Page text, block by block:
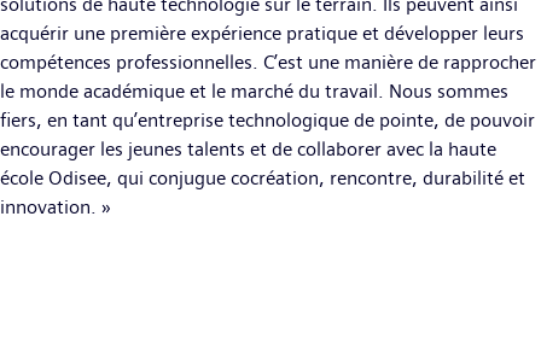
acquérir une première expérience pratique et développer leurs
compétences professionnelles. C’est une manière de rapprocher
le monde académique et le marché du travail. Nous sommes
fiers, en tant qu’entreprise technologique de pointe, de pouvoir
encourager les jeunes talents et de collaborer avec la haute
école Odisee, qui conjugue cocréation, rencontre, durabilité et
innovation. »